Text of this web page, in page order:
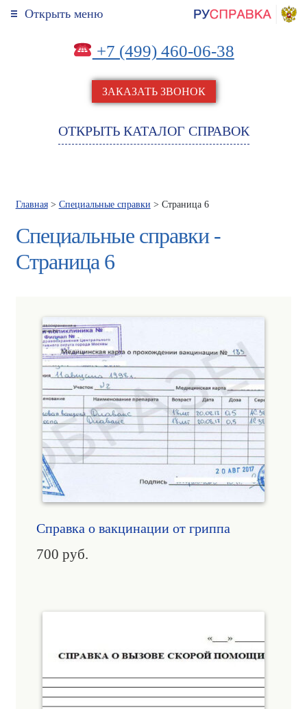
Открыть меню
ОТКРЫТЬ КАТАЛОГ СПРАВОК
+7 (499) 460-06-38
ЗАКАЗАТЬ ЗВОНОК
Главная> Специальные справки > Страница 6
Специальные справки -
Страница 6
Справка о вакцинации от гриппа
700 руб.